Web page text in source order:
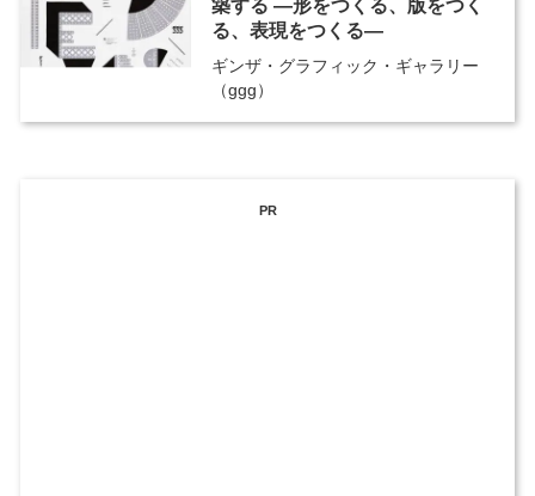
築する ―形をつくる、版をつく
る、表現をつくる―
ギンザ・グラフィック・ギャラリー
（ggg）
PR